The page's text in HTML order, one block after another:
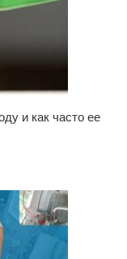
и как часто ее